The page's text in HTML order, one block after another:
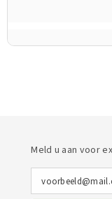
Meld u aan voor